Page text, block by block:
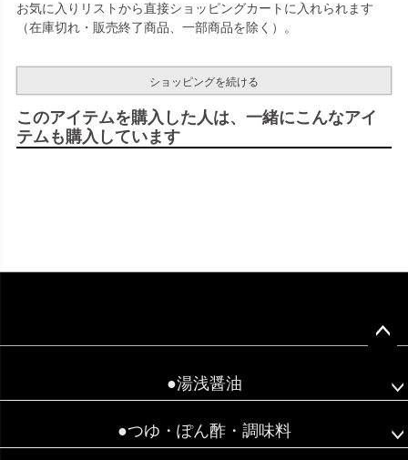
お気に入りリストから直接ショッピングカートに入れられます
（在庫切れ・販売終了商品、一部商品を除く）。
ショッピングを続ける
このアイテムを購入した人は、一緒にこんなアイ
テムも購入しています
●湯浅醤油
●つゆ・ぽん酢・調味料